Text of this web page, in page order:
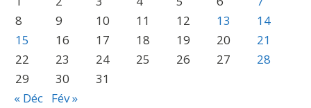
8
9 10 11 12 13
14
15
16 17 18 19 20
21
22
23 24 25 26 27
28
29
30
31
« Déc Fév »